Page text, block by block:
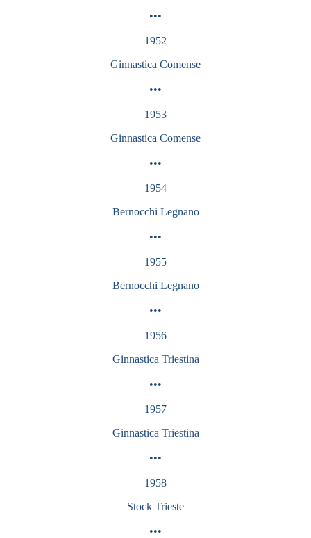
•••
1952
Ginnastica Comense
•••
1953
Ginnastica Comense
•••
1954
Bernocchi Legnano
•••
1955
Bernocchi Legnano
•••
1956
Ginnastica Triestina
•••
1957
Ginnastica Triestina
•••
1958
Stock Trieste
•••